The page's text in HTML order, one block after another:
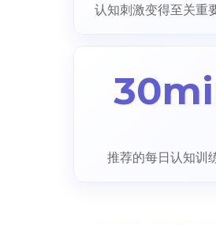
认知刺激变得至关重
推荐的每日认知训